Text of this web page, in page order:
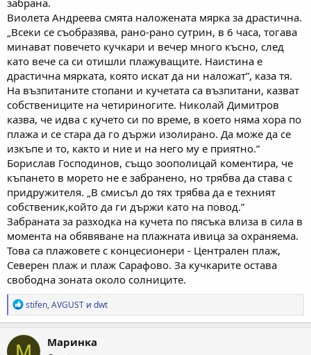
забрана.
Виолета Андреева смята наложената мярка за драстична.
„Всеки се съобразява, рано-рано сутрин, в 6 часа, тогава
минават повечето кучкари и вечер много късно, след
като вече са си отишли плажуващите. Наистина е
драстична мярката, която искат да ни наложат”, каза тя.
На възпитаните стопани и кучетата са възпитани, казват
собствениците на четириногите. Николай Димитров
казва, че идва с кучето си по време, в което няма хора по
плажа и се стара да го държи изолирано. Да може да се
изкъпе и то, както и ние и на него му е приятно.”
Борислав Господинов, също зоополицай коментира, че
къпането в морето не е забранено, но трябва да става с
придружителя. „В смисъл до тях трябва да е техният
собственик,който да ги държи като на повод.”
Забраната за разходка на кучета по пясъка влиза в сила в
момента на обявяване на плажната ивица за охраняема.
Това са плажовете с концесионери - Централен плаж,
Северен плаж и плаж Сарафово. За кучкарите остава
свободна зоната около солниците.
Р
е
а
к
ц
stifen,AVGUST и dwt
Маринка